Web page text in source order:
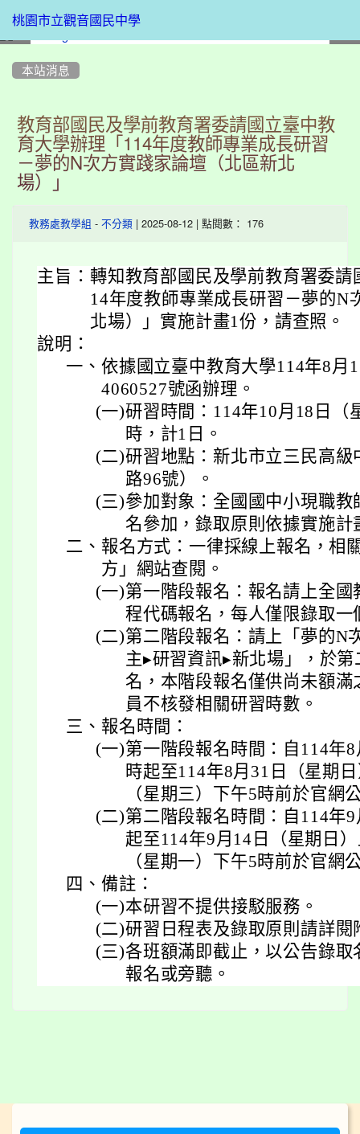
桃園市立觀音國民中學
本站消息
教育部國民及學前教育署委請國立臺中教
育大學辦理「114年度教師專業成長研習
－夢的N次方實踐家論壇（北區新北
場）」
教務處教學組 - 不分類 | 2025-08-12 | 點閱數： 176
主旨： 轉知教育部國民及學前教育署委
14年度教師專業成長研習－夢的N
北場）」實施計畫1份，請查照。
說明：
一、 依據國立臺中教育大學114年8月
4060527號函辦理。
(一)研習時間：114年10月18日（
時，計1日。
(二)研習地點：新北市立三民高
路96號）。
(三)參加對象：全國國中小現職
名參加，錄取原則依據實施計
二、 報名方式：一律採線上報名，相
方」網站查閱。
(一)第一階段報名：報名請上全
程代碼報名，每人僅限錄取一
(二)第二階段報名：請上「夢的N
主▸研習資訊▸新北場」，於
名，本階段報名僅供尚未額
員不核發相關研習時數。
三、 報名時間：
(一)第一階段報名時間：自114年
時起至114年8月31日（星期
（星期三）下午5時前於官網
(二)第二階段報名時間：自114年
起至114年9月14日（星期日
（星期一）下午5時前於官網
四、 備註：
(一)本研習不提供接駁服務。
(二)研習日程表及錄取原則請詳閱
(三)各班額滿即截止，以公告錄
報名或旁聽。